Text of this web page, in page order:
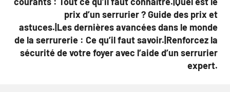
prix d’un serrurier ? Guide des prix et
astuces.|Les dernières avancées dans le monde
de la serrurerie : Ce qu’il faut savoir.|Renforcez la
sécurité de votre foyer avec l’aide d’un serrurier
expert.